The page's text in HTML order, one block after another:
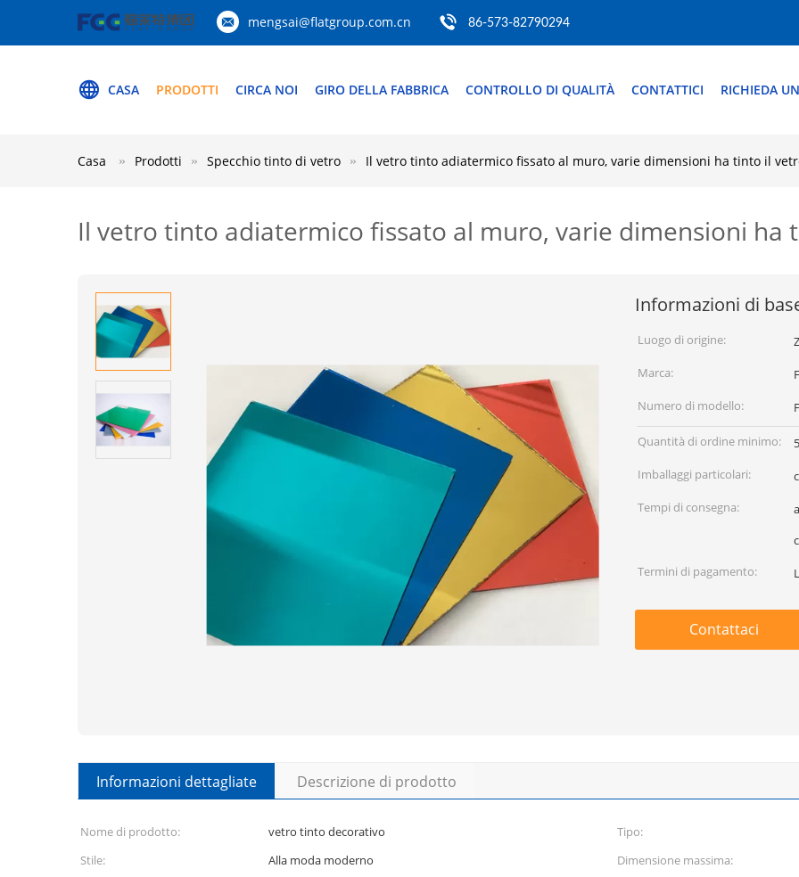
mengsai@flatgroup.com.cn 86-573-82790294
CASA PRODOTTI CIRCA NOI GIRO DELLA FABBRICA CONTROLLO DI QUALITÀ CONTATTICI RICHIEDA
Casa Prodotti Specchio tinto di vetro Il vetro tinto adiatermico fissato al muro, varie dimensioni ha tinto il
Il vetro tinto adiatermico fissato al muro, varie dimensioni ha
Informazioni di
Luogo di origine:
Marca:
Numero di modello:
Quantità di ordine minimo:
Imballaggi particolari:
Tempi di consegna:
Termini di pagamento:
Contattaci
Informazioni dettagliate Descrizione di prodotto
Nome di prodotto: vetro tinto decorativo Tipo:
Stile:
Alla moda moderno Dimensione massima: